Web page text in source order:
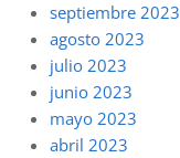
septiembre 2023
agosto 2023
julio 2023
junio 2023
mayo 2023
abril 2023